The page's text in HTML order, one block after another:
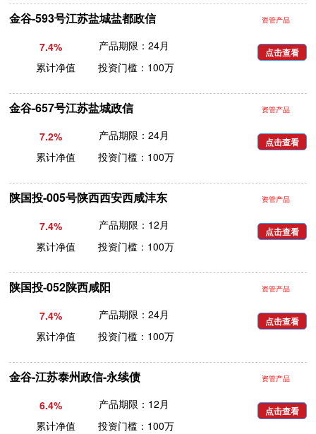
金谷-593号江苏盐城盐都政信 资管产品
7.4%
产品期限：24月
累计净值 投资门槛：100万
点击查看
金谷-657号江苏盐城政信 资管产品
7.2%
产品期限：24月
累计净值 投资门槛：100万
点击查看
陕国投-005号陕西西安西咸沣东 资管产品
7.4%
产品期限：12月
累计净值 投资门槛：100万
点击查看
陕国投-052陕西咸阳 资管产品
7.4%
产品期限：24月
累计净值 投资门槛：100万
点击查看
金谷-江苏泰州政信-永续债 资管产品
6.4%
产品期限：12月
累计净值 投资门槛：100万
点击查看